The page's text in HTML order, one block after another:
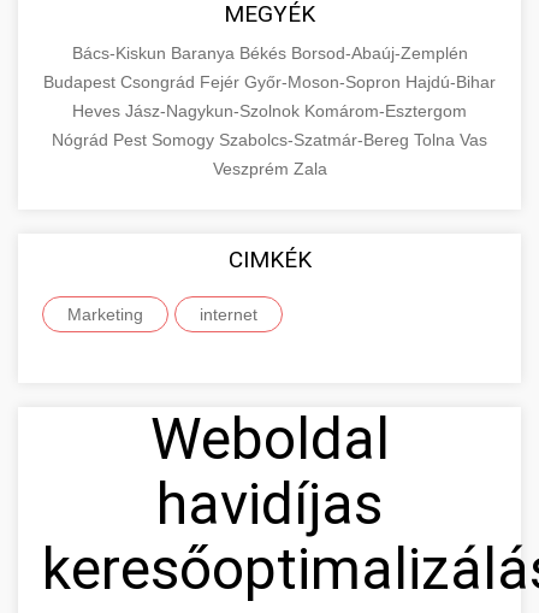
MEGYÉK
Bács-Kiskun Baranya Békés Borsod-Abaúj-Zemplén
Budapest Csongrád Fejér Győr-Moson-Sopron Hajdú-Bihar
Heves Jász-Nagykun-Szolnok Komárom-Esztergom
Nógrád Pest Somogy Szabolcs-Szatmár-Bereg Tolna Vas
Veszprém Zala
CIMKÉK
Marketing internet
Weboldal
havidíjas